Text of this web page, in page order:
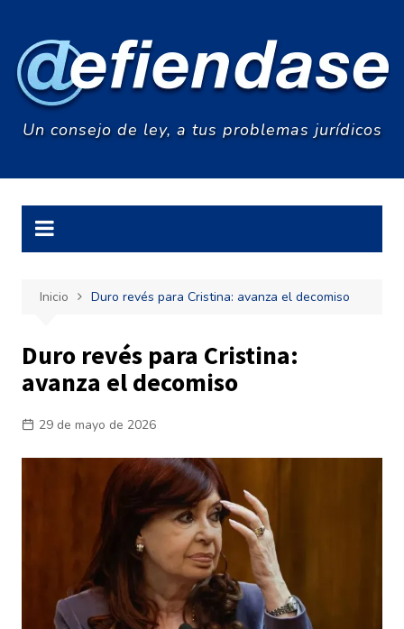
contenido
Un consejo de ley, a tus problemas jurídicos
Inicio Duro revés para Cristina: avanza el decomiso
Duro revés para Cristina:
avanza el decomiso
29 de mayo de 2026